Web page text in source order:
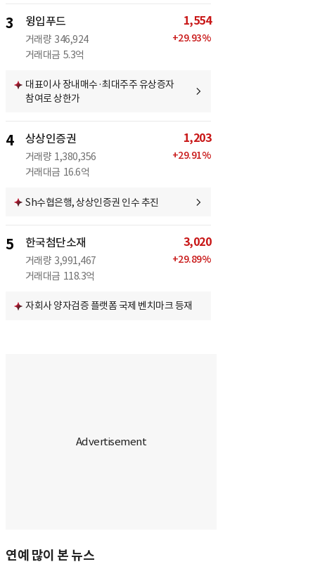
3 윙입푸드
거래량 346,924
거래대금 5.3억
1,554
+29.93%
대표이사 장내매수·최대주주 유상증자
참여로 상한가
4 상상인증권
거래량 1,380,356
거래대금 16.6억
1,203
+29.91%
Sh수협은행, 상상인증권 인수 추진
5 한국첨단소재
거래량 3,991,467
거래대금 118.3억
3,020
+29.89%
자회사 양자검증 플랫폼 국제 벤치마크 등재
연예 많이 본 뉴스